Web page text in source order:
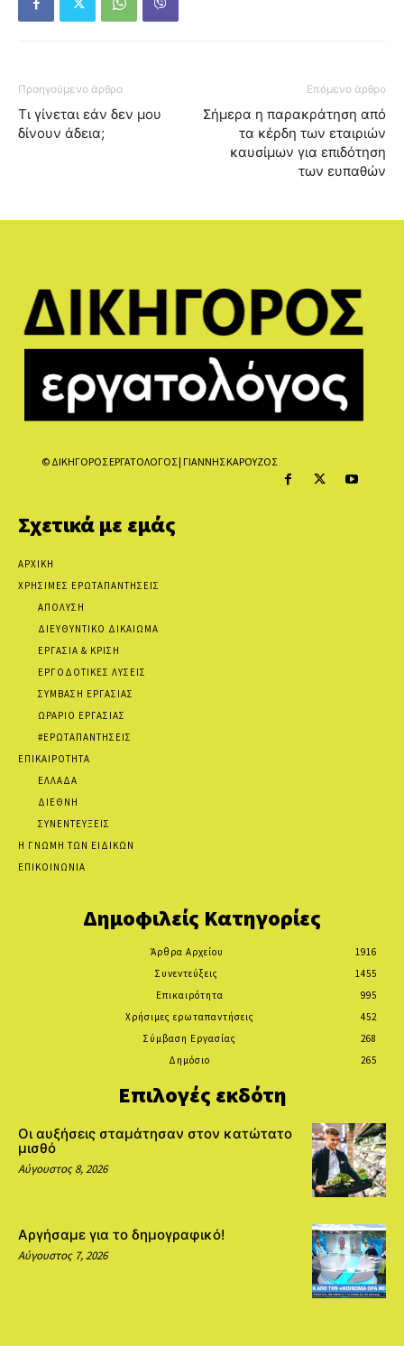
Προηγούμενο άρθρο
Τι γίνεται εάν δεν μου
δίνουν άδεια;
Επόμενο άρθρο
Σήμερα η παρακράτηση από
τα κέρδη των εταιριών
καυσίμων για επιδότηση
των ευπαθών
© ΔΙΚΗΓΟΡΟΣ ΕΡΓΑΤΟΛΟΓΟΣ | ΓΙΑΝΝΗΣ ΚΑΡΟΥΖΟΣ
Σχετικά με εμάς
ΑΡΧΙΚΗ
ΧΡΗΣΙΜΕΣ ΕΡΩΤΑΠΑΝΤΗΣΕΙΣ
ΑΠΟΛΥΣΗ
ΔΙΕΥΘΥΝΤΙΚΟ ΔΙΚΑΙΩΜΑ
ΕΡΓΑΣΙΑ & ΚΡΙΣΗ
ΕΡΓΟΔΟΤΙΚΕΣ ΛΥΣΕΙΣ
ΣΥΜΒΑΣΗ ΕΡΓΑΣΙΑΣ
ΩΡΑΡΙΟ ΕΡΓΑΣΙΑΣ
#ΕΡΩΤΑΠΑΝΤΗΣΕΙΣ
ΕΠΙΚΑΙΡΟΤΗΤΑ
ΕΛΛΑΔΑ
ΔΙΕΘΝΗ
ΣΥΝΕΝΤΕΥΞΕΙΣ
Η ΓΝΩΜΗ ΤΩΝ ΕΙΔΙΚΩΝ
ΕΠΙΚΟΙΝΩΝΙΑ
Δημοφιλείς Κατηγορίες
Άρθρα Αρχείου
1916
Συνεντεύξεις
1455
Επικαιρότητα
995
Χρήσιμες ερωταπαντήσεις
452
Σύμβαση Εργασίας
268
Δημόσιο
265
Επιλογές εκδότη
Οι αυξήσεις σταμάτησαν στον κατώτατο
μισθό
Αύγουστος 8, 2026
Αργήσαμε για το δημογραφικό!
Αύγουστος 7, 2026